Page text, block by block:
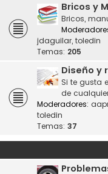
Bricos y
Bricos,
jdaguilar, toledin
Temas: 205
Diseño y
Si te gusta
de
Moderadores:
toledin
Temas: 37